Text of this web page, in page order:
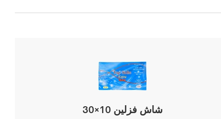
شاش فزلين 10×30